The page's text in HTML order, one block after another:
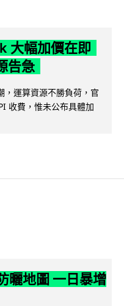
大幅加價在即
告急
，運算資源不勝負荷，官
收費，惟未公布具體加
曬地圖 一日暴增